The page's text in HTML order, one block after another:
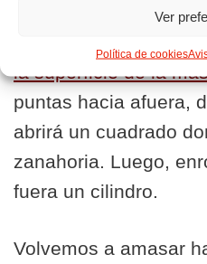
Ver
Política de cookies
los 90 gr. de
la superficie de la
puntas hacia afuera,
abrirá un cuadrado
zanahoria. Luego,
fuera un cilindro.
Volvemos a amasar